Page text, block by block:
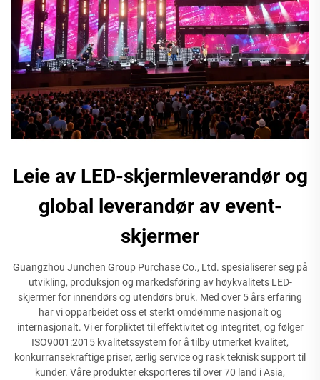
Leie av LED-skjermleverandør og
global leverandør av event-
skjermer
Guangzhou Junchen Group Purchase Co., Ltd. spesialiserer seg på
utvikling, produksjon og markedsføring av høykvalitets LED-
skjermer for innendørs og utendørs bruk. Med over 5 års erfaring
har vi opparbeidet oss et sterkt omdømme nasjonalt og
internasjonalt. Vi er forpliktet til effektivitet og integritet, og følger
ISO9001:2015 kvalitetssystem for å tilby utmerket kvalitet,
konkurransekraftige priser, ærlig service og rask teknisk support til
kunder. Våre produkter eksporteres til over 70 land i Asia,